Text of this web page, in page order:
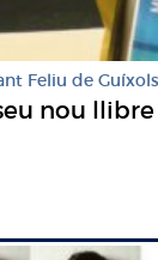
Feliu de Guíxols
nou llibre